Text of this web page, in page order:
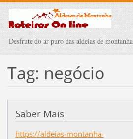
Desfrute do ar puro das aldeias de montanha
Tag: negócio
Saber Mais
https://aldeias-montanha-